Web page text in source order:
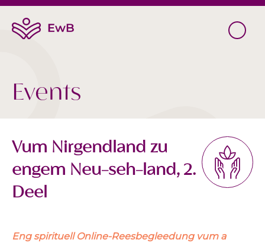
Events
Vum Nirgendland zu
engem Neu-seh-land, 2.
Deel
Eng spirituell Online-Reesbegleedung vum a